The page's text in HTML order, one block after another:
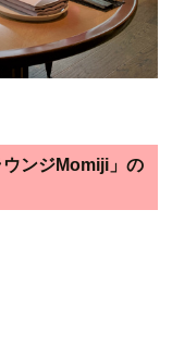
ンジMomiji」の